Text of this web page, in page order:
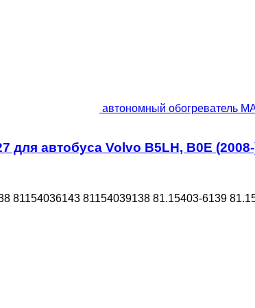
автономный обогреватель
для автобуса Volvo B5LH, B0E
81154036143 81154039138 81.15403-6139